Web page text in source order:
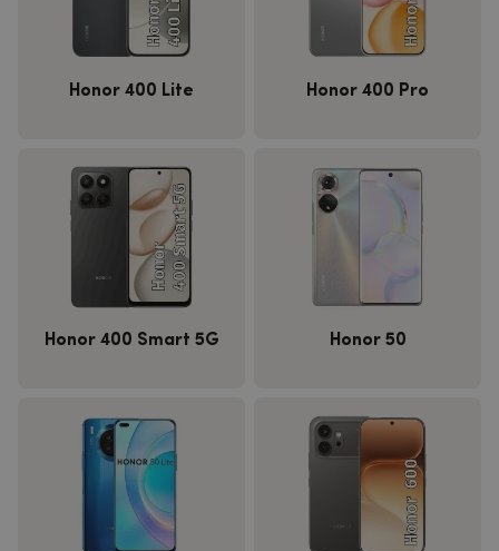
Honor 400 Lite Honor 400 Pro
Honor 400 Smart 5G Honor 50